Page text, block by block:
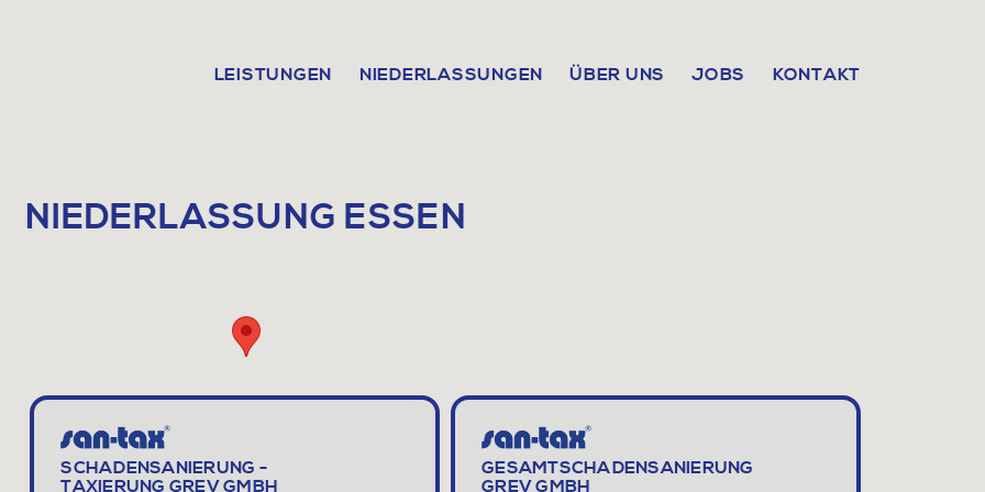
HAUPTNAVIGATION
LEISTUNGEN NIEDERLASSUNGEN ÜBER UNS JOBS KONTAKT
ESSEN
SCHADENSANIERUNG -
TAXIERUNG GREV GMBH
GESAMTSCHADEN­SANIERUNG
GREV GMBH